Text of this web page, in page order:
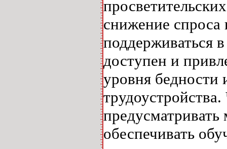
снижение
поддерживаться
доступен и
уровня бедности
обеспечивать